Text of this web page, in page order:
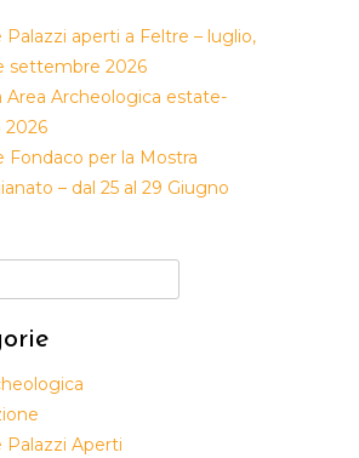
Palazzi aperti a Feltre – luglio,
settembre 2026
Area Archeologica estate-
2026
Fondaco per la Mostra
– dal 25 al 29 Giugno
Palazzi Aperti